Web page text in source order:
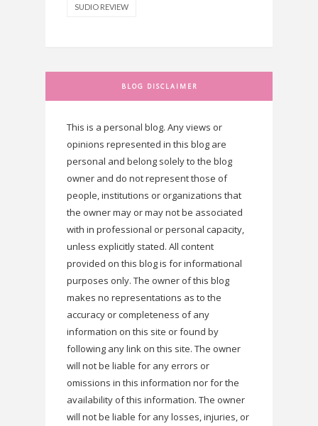
SUDIO REVIEW
BLOG DISCLAIMER
This is a personal blog. Any views or
opinions represented in this blog are
personal and belong solely to the blog
owner and do not represent those of
people, institutions or organizations that
the owner may or may not be associated
with in professional or personal capacity,
unless explicitly stated. All content
provided on this blog is for informational
purposes only. The owner of this blog
makes no representations as to the
accuracy or completeness of any
information on this site or found by
following any link on this site. The owner
will not be liable for any errors or
omissions in this information nor for the
availability of this information. The owner
will not be liable for any losses, injuries, or